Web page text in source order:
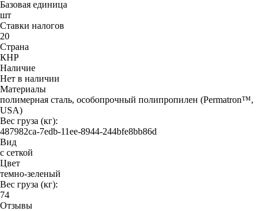
Базовая единица
шт
Ставки налогов
20
Страна
КНР
Наличие
Нет в наличии
Материалы
полимерная сталь, особопрочный полипропилен (Permatron™,
USA)
Вес груза (кг):
487982ca-7edb-11ee-8944-244bfe8bb86d
Вид
с сеткой
Цвет
темно-зеленый
Вес груза (кг):
74
Отзывы